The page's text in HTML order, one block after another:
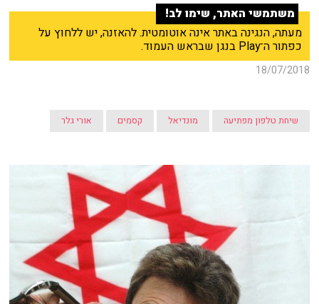
משתמשי האתר, שימו לב!
מעתה, הנגינה באתר אינה אוטומטית. להאזנה, יש ללחוץ על
כפתור ה־Play בנגן שבראש העמוד.
18/07/2018
שיחת טלפון מפתיעה מונדיאל קסמים אורי גלר